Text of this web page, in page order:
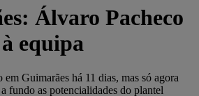
Álvaro Pacheco
equipa
Guimarães há 11 dias, mas só agora
fundo as potencialidades do plantel